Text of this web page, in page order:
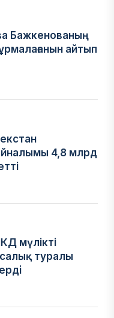
Бажкенованың
айтып
4,8 млрд
мүлікті
туралы